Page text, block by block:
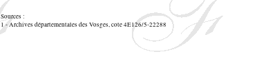
Sources :
1 - Archives départementales des Vosges, cote 4E126/5-22288